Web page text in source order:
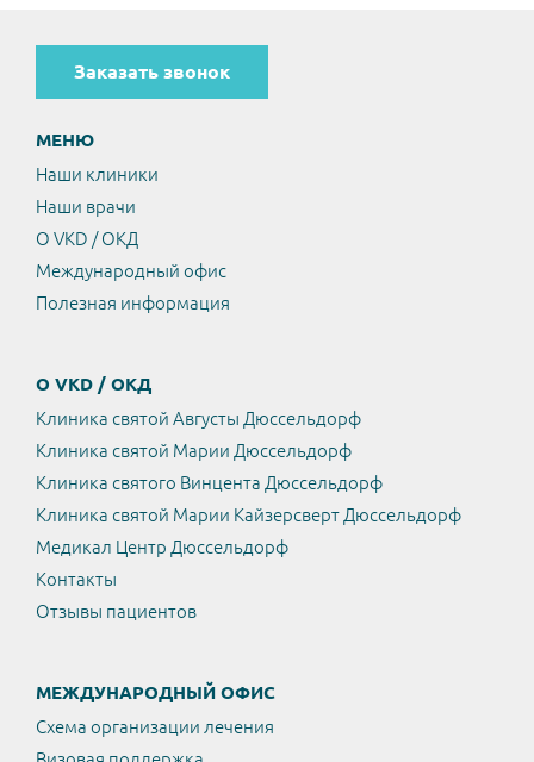
Заказать звонок
МЕНЮ
Наши клиники
Наши врачи
О VKD / ОКД
Международный офис
Полезная информация
О VKD / ОКД
Клиника святой Августы Дюссельдорф
Клиника святой Марии Дюссельдорф
Клиника святого Винцента Дюссельдорф
Клиника святой Марии Кайзерсверт Дюссельдорф
Медикал Центр Дюссельдорф
Контакты
Отзывы пациентов
МЕЖДУНАРОДНЫЙ ОФИС
Схема организации лечения